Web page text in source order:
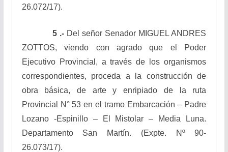
26.072/17).
5 .- Del señor Senador MIGUEL ANDRES
ZOTTOS, viendo con agrado que el Poder
Ejecutivo Provincial, a través de los organismos
correspondientes, proceda a la construcción de
obra básica, de arte y enripiado de la ruta
Provincial N° 53 en el tramo Embarcación – Padre
Lozano -Espinillo – El Mistolar – Media Luna.
Departamento San Martín. (Expte. Nº 90-
26.073/17).